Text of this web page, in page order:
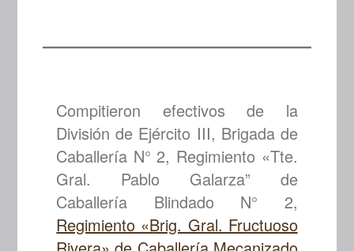
Compitieron efectivos de la
División de Ejército III, Brigada de
Caballería N° 2, Regimiento «Tte.
Gral. Pablo Galarza” de
Caballería Blindado N° 2,
Regimiento «Brig. Gral. Fructuoso